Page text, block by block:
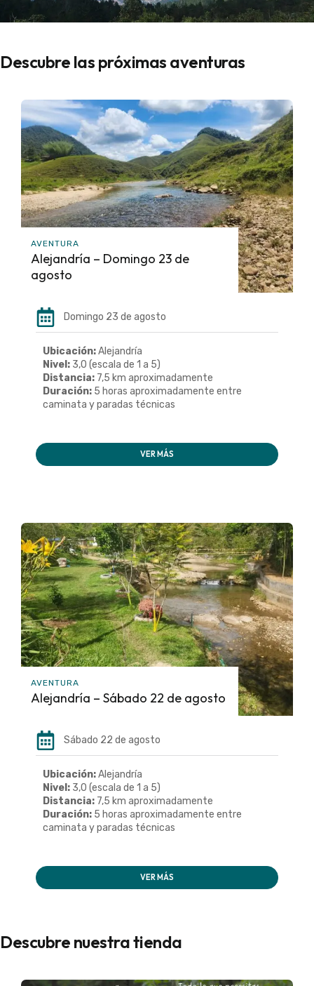
Descubre las próximas aventuras
AVENTURA
Alejandría – Domingo 23 de
agosto
Domingo 23 de agosto
Ubicación:Alejandría
Nivel: 3,0 (escala de 1 a 5)
Distancia: 7,5 km aproximadamente
Duración: 5 horas aproximadamente entre
caminata y paradas técnicas
VER MÁS
AVENTURA
Alejandría – Sábado 22 de agosto
Sábado 22 de agosto
Ubicación:Alejandría
Nivel: 3,0 (escala de 1 a 5)
Distancia: 7,5 km aproximadamente
Duración: 5 horas aproximadamente entre
caminata y paradas técnicas
VER MÁS
Descubre nuestra tienda